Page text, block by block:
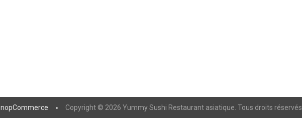
nopCommerce Copyright © 2026 Yummy Sushi Restaurant asiatique. Tous droits réservés.